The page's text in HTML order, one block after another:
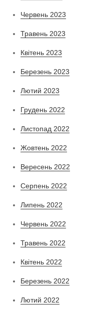
Червень 2023
Травень 2023
Квітень 2023
Березень 2023
Лютий 2023
Грудень 2022
Листопад 2022
Жовтень 2022
Вересень 2022
Серпень 2022
Липень 2022
Червень 2022
Травень 2022
Квітень 2022
Березень 2022
Лютий 2022